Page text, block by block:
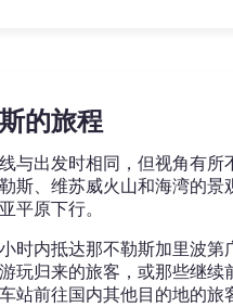
的旅程
与出发时相同，但视角有所
斯、维苏威火山和海湾的景
平原下行。
时内抵达那不勒斯加里波第
归来的旅客，或那些继续
站前往国内其他目的地的旅